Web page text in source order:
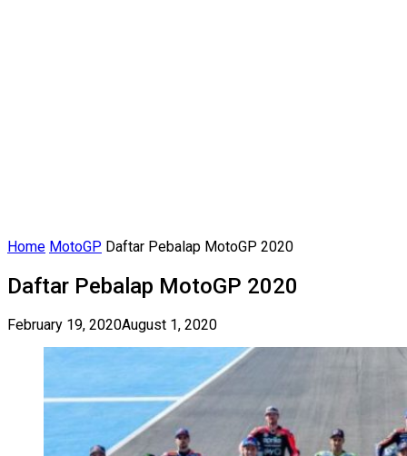
Home MotoGP Daftar Pebalap MotoGP 2020
Daftar Pebalap MotoGP 2020
February 19, 2020August 1, 2020